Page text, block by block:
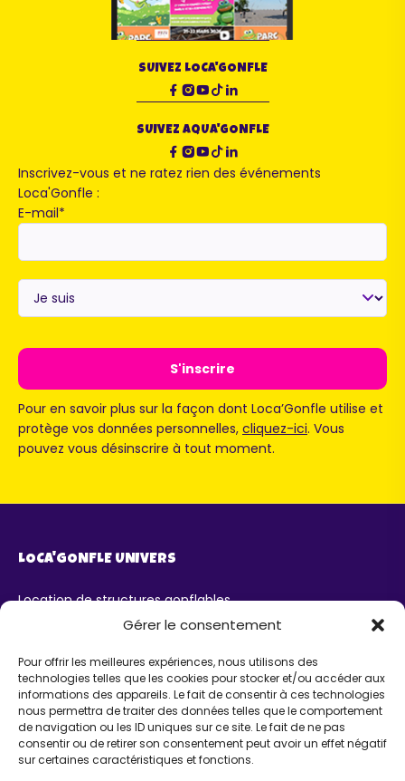
Gérer le consentement
Pour offrir les meilleures expériences, nous utilisons des
technologies telles que les cookies pour stocker et/ou accéder aux
informations des appareils. Le fait de consentir à ces technologies
nous permettra de traiter des données telles que le comportement
de navigation ou les ID uniques sur ce site. Le fait de ne pas
consentir ou de retirer son consentement peut avoir un effet négatif
sur certaines caractéristiques et fonctions.
SUIVEZ LOCA'GONFLE
SUIVEZ AQUA'GONFLE
Inscrivez-vous et ne ratez rien des événements
Loca'Gonfle :
E-mail*
Je
suis*
Pour en savoir plus sur la façon dont Loca’Gonfle utilise et
protège vos données personnelles, cliquez-ici. Vous
pouvez vous désinscrire à tout moment.
LOCA'GONFLE UNIVERS
Location de structures gonflables
Parc Loca'Gonfle XXL Colmar
Karting ludo-éducatif
AIDE
Chatbot IA Maurice
Infos pratiques